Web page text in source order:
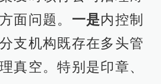
面问题。 一是内控制
支机构既存在多头管
真空。特别是印章、